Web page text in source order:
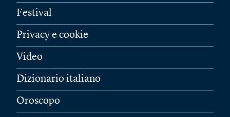
Festival
Privacy e cookie
Video
Dizionario italiano
Oroscopo